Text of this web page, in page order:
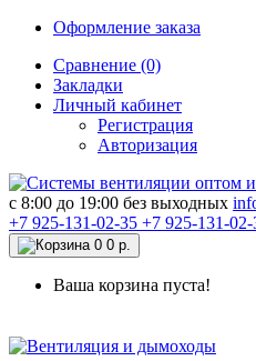
Оформление заказа
Сравнение (0)
Закладки
Личный кабинет
Регистрация
Авторизация
c 8:00 до 19:00 без выходных
+7 925-131-02-35 +7 925-131-02-
0 0 р.
Ваша корзина пуста!